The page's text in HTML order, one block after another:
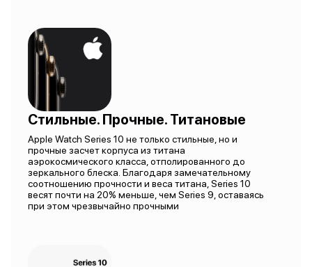
Стильные. Прочные. Титановые
Apple Watch Series 10 не только стильные, но и
прочные засчет корпуса из титана
аэрокосмического класса, отполированного до
зеркального блеска. Благодаря замечательному
соотношению прочности и веса титана, Series 10
весят почти на 20% меньше, чем Series 9, оставаясь
при этом чрезвычайно прочными